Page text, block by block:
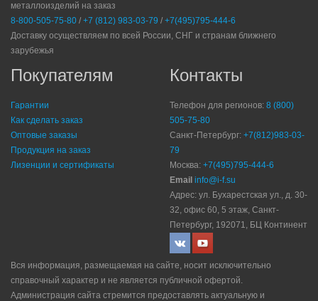
металлоизделий на заказ
8-800-505-75-80 / +7 (812) 983-03-79 / +7(495)795-444-6
Доставку осуществляем по всей России, СНГ и странам ближнего
зарубежья
Покупателям
Гарантии
Как сделать заказ
Оптовые заказы
Продукция на заказ
Лизенции и сертификаты
Контакты
Телефон для регионов: 8 (800)
505-75-80
Санкт-Петербург: +7(812)983-03-
79
Москва: +7(495)795-444-6
Email info@i-f.su
Адрес: ул. Бухарестская ул., д. 30-
32, офис 60, 5 этаж, Санкт-
Петербург, 192071, БЦ Континент
Вся информация, размещаемая на сайте, носит исключительно
справочный характер и не является публичной офертой.
Администрация сайта стремится предоставлять актуальную и